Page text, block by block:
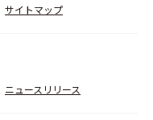
サイトマップ
ニュースリリース